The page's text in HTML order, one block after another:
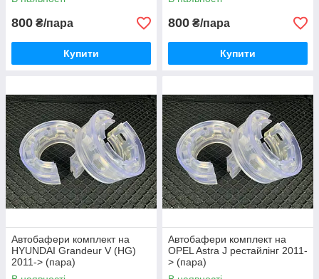
800 ₴/пара
Купити
800 ₴/пара
Купити
Автобафери комплект на
HYUNDAI Grandeur V (HG)
2011-> (пара)
Автобафери комплект на
OPEL Astra J рестайлінг 2011-
> (пара)